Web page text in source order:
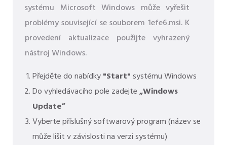
systému Microsoft Windows může vyřešit
problémy související se souborem 1efe6.msi. K
provedení aktualizace použijte vyhrazený
nástroj Windows.
Přejděte do nabídky"Start"systému Windows
Do vyhledávacího pole zadejte„Windows
Update“
Vyberte příslušný softwarový program (název se
může lišit v závislosti na verzi systému)